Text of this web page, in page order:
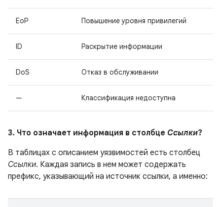
EoP Повышение уровня привилегий
ID Раскрытие информации
DoS Отказ в обслуживании
— Классификация недоступна
3. Что означает информация в столбце Ссылки?
В таблицах с описанием уязвимостей есть столбец
Ссылки. Каждая запись в нем может содержать
префикс, указывающий на источник ссылки, а именно: